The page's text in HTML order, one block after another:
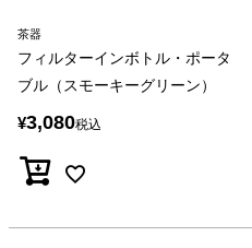
茶器
フィルターインボトル・ポータ
ブル（スモーキーグリーン）
¥3,080税込